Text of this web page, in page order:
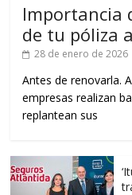
Importancia
de tu póliza
28 de enero de 2026
Antes de renovarla.
empresas realizan
replantean sus